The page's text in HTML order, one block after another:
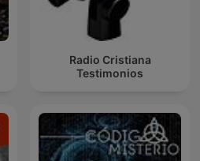
Radio Cristiana
Testimonios